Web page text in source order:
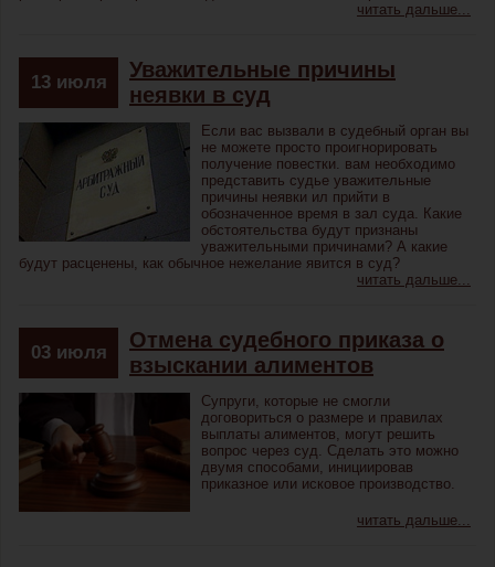
читать дальше...
13 июля
Уважительные причины
неявки в суд
Если вас вызвали в судебный орган вы
не можете просто проигнорировать
получение повестки. вам необходимо
представить судье уважительные
причины неявки ил прийти в
обозначенное время в зал суда. Какие
обстоятельства будут признаны
уважительными причинами? А какие
будут расценены, как обычное нежелание явится в суд?
читать дальше...
03 июля
Отмена судебного приказа о
взыскании алиментов
Супруги, которые не смогли
договориться о размере и правилах
выплаты алиментов, могут решить
вопрос через суд. Сделать это можно
двумя способами, инициировав
приказное или исковое производство.
читать дальше...